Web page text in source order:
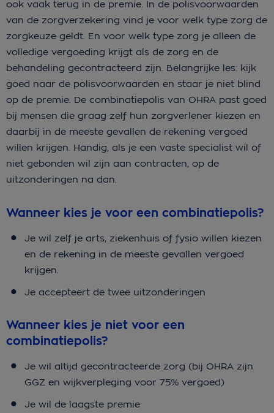
ook vaak terug in de premie. In de polisvoorwaarden
van de zorgverzekering vind je voor welk type zorg de
zorgkeuze geldt. En voor welk type zorg je alleen de
volledige vergoeding krijgt als de zorg en de
behandeling gecontracteerd zijn. Belangrijke les: kijk
goed naar de polisvoorwaarden en staar je niet blind
op de premie. De combinatiepolis van OHRA past goed
bij mensen die graag zelf hun zorgverlener kiezen en
daarbij in de meeste gevallen de rekening vergoed
willen krijgen. Handig, als je een vaste specialist wil of
niet gebonden wil zijn aan contracten, op de
uitzonderingen na dan.
Wanneer kies je voor een combinatiepolis?
Je wil zelf je arts, ziekenhuis of fysio willen kiezen
en de rekening in de meeste gevallen vergoed
krijgen.
Je accepteert de twee uitzonderingen
Wanneer kies je niet voor een
combinatiepolis?
Je wil altijd gecontracteerde zorg (bij OHRA zijn
GGZ en wijkverpleging voor 75% vergoed)
Je wil de laagste premie